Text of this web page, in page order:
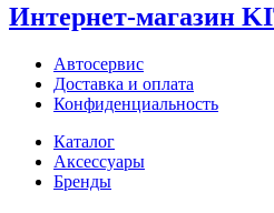
Интернет-магазин
Автосервис
Доставка и оплата
Конфиденциальность
Каталог
Аксессуары
Бренды